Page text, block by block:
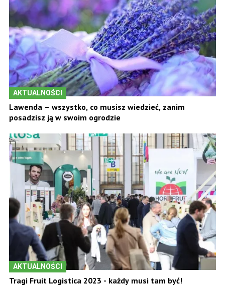
AKTUALNOŚCI
Lawenda – wszystko, co musisz wiedzieć, zanim
posadzisz ją w swoim ogrodzie
AKTUALNOŚCI
Tragi Fruit Logistica 2023 - każdy musi tam być!